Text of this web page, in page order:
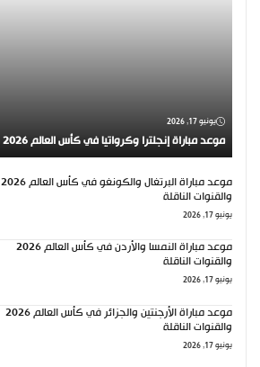
يونيو 17, 2026
موعد مباراة إنجلترا وكرواتيا في كأس العالم 2026 والقنوات الناقلة
موعد مباراة البرتغال والكونغو في كأس العالم 2026
والقنوات الناقلة
يونيو 17, 2026
موعد مباراة النمسا والأردن في كأس العالم 2026
والقنوات الناقلة
يونيو 17, 2026
موعد مباراة الأرجنتين والجزائر في كأس العالم 2026
والقنوات الناقلة
يونيو 17, 2026